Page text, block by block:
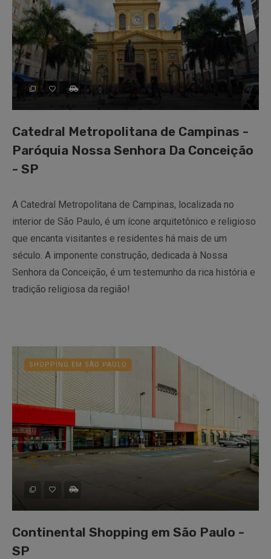
Catedral Metropolitana de Campinas -
Paróquia Nossa Senhora Da Conceição
- SP
A Catedral Metropolitana de Campinas, localizada no
interior de São Paulo, é um ícone arquitetônico e religioso
que encanta visitantes e residentes há mais de um
século. A imponente construção, dedicada à Nossa
Senhora da Conceição, é um testemunho da rica história e
tradição religiosa da região!
SHOPPING EM SÃO PAULO
Continental Shopping em São Paulo -
SP